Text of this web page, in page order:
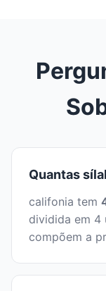
Quantas
califonia tem
dividida em 4
compõem a